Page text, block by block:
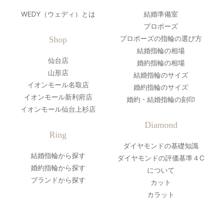
WEDY（ウェディ）とは
Shop
仙台店
山形店
イオンモール名取店
イオンモール新利府店
イオンモール仙台上杉店
Ring
結婚指輪から探す
婚約指輪から探す
ブランドから探す
結婚準備室
プロポーズ
プロポーズの指輪の選び方
結婚指輪の相場
婚約指輪の相場
結婚指輪のサイズ
婚約指輪のサイズ
婚約・結婚指輪の刻印
Diamond
ダイヤモンドの基礎知識
ダイヤモンドの評価基準４C
について
カット
カラット